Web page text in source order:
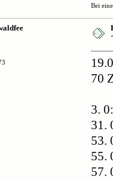
Bei
70
3.
31.
53.
55.
57.